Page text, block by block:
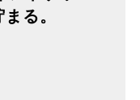
る。